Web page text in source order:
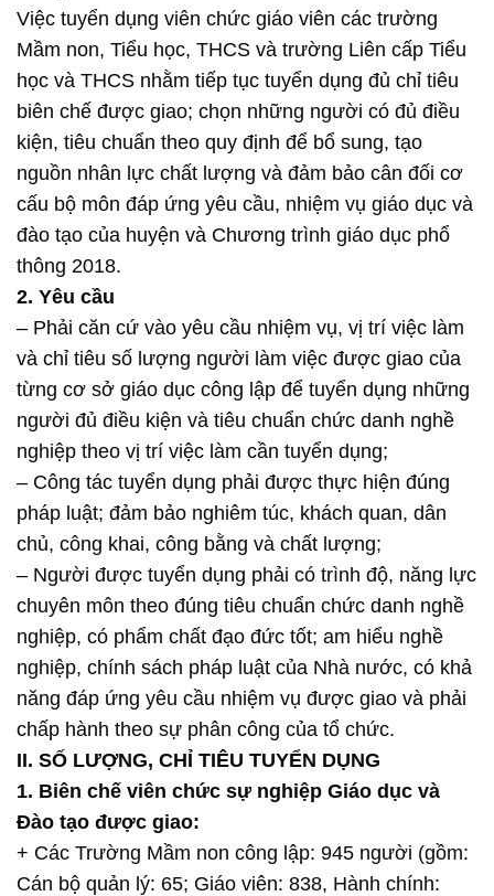
Việc tuyển dụng viên chức giáo viên các trường
Mầm non, Tiểu học, THCS và trường Liên cấp Tiểu
học và THCS nhằm tiếp tục tuyển dụng đủ chỉ tiêu
biên chế được giao; chọn những người có đủ điều
kiện, tiêu chuẩn theo quy định để bổ sung, tạo
nguồn nhân lực chất lượng và đảm bảo cân đối cơ
cấu bộ môn đáp ứng yêu cầu, nhiệm vụ giáo dục và
đào tạo của huyện và Chương trình giáo dục phổ
thông 2018.
2. Yêu cầu
– Phải căn cứ vào yêu cầu nhiệm vụ, vị trí việc làm
và chỉ tiêu số lượng người làm việc được giao của
từng cơ sở giáo dục công lập để tuyển dụng những
người đủ điều kiện và tiêu chuẩn chức danh nghề
nghiệp theo vị trí việc làm cần tuyển dụng;
– Công tác tuyển dụng phải được thực hiện đúng
pháp luật; đảm bảo nghiêm túc, khách quan, dân
chủ, công khai, công bằng và chất lượng;
– Người được tuyển dụng phải có trình độ, năng lực
chuyên môn theo đúng tiêu chuẩn chức danh nghề
nghiệp, có phẩm chất đạo đức tốt; am hiểu nghề
nghiệp, chính sách pháp luật của Nhà nước, có khả
năng đáp ứng yêu cầu nhiệm vụ được giao và phải
chấp hành theo sự phân công của tổ chức.
II. SỐ LƯỢNG, CHỈ TIÊU TUYỂN DỤNG
1. Biên chế viên chức sự nghiệp Giáo dục và
Đào tạo được giao:
+ Các Trường Mầm non công lập: 945 người (gồm:
Cán bộ quản lý: 65; Giáo viên: 838, Hành chính: